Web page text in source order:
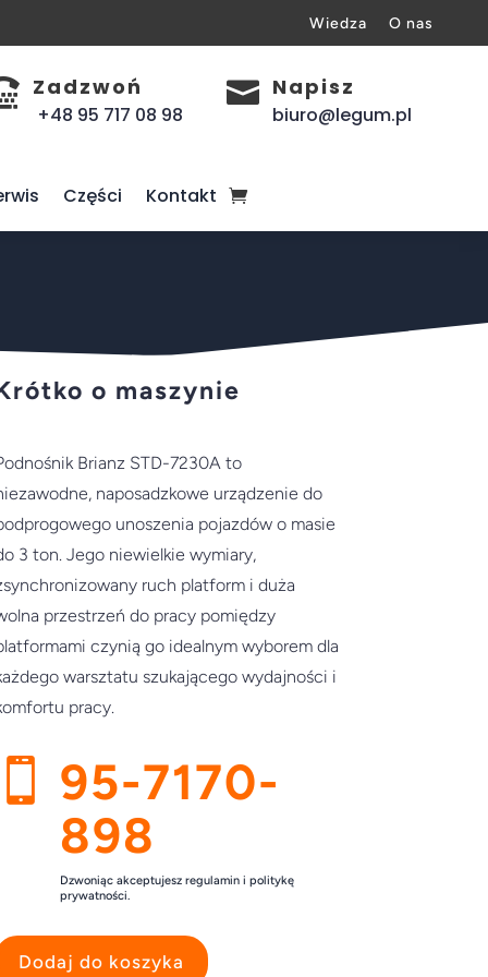
Wiedza O nas
Zadzwoń
+48 95 717 08 98
 Napisz
biuro@legum.pl
Części Kontakt
o maszynie
Brianz STD-7230A to
naposadzkowe urządzenie do
unoszenia pojazdów o masie
3 ton. Jego niewielkie wymiary,
ruch platform i duża
przestrzeń do pracy pomiędzy
czynią go idealnym wyborem dla
warsztatu szukającego wydajności i
pracy.
95-7170-
898
Dzwoniąc akceptujesz regulamin i politykę
prywatności.
Dodaj do koszyka